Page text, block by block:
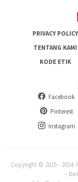
PRIVACY POLICY
TENTANG KAMI
KODE ETIK
Facebook
Pinterest
Instagram
Copyright © 2015 - 2024.
–